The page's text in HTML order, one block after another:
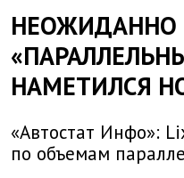
НЕОЖИДАННО
НАМЕТИЛСЯ
«Автостат Инфо»:
по объемам